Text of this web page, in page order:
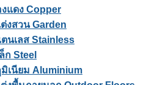
แดง Copper
งสวน Garden
นเลส Stainless
ก Steel
เนียม Aluminium